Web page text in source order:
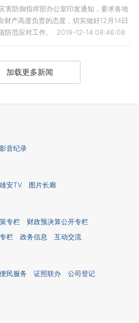
害防御指挥部办公室印发通知，要求各地
财产高度负责的态度，切实做好12月14日
防范应对工作。
2019-12-14 08:46:08
加载更多新闻
影音纪录
雄安TV 图片长廊
专栏
财政预决算公开专栏
栏
政务信息 互动交流
便民服务 证照联办
公司登记